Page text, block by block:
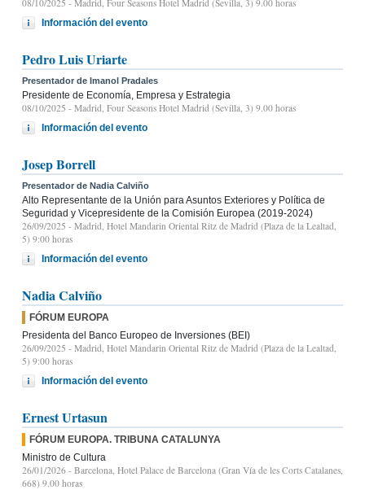
08/10/2025 - Madrid, Four Seasons Hotel Madrid (Sevilla, 3) 9.00 horas
Información del evento
Pedro Luis Uriarte
Presentador de Imanol Pradales
Presidente de Economía, Empresa y Estrategia
08/10/2025 - Madrid, Four Seasons Hotel Madrid (Sevilla, 3) 9.00 horas
Información del evento
Josep Borrell
Presentador de Nadia Calviño
Alto Representante de la Unión para Asuntos Exteriores y Política de
Seguridad y Vicepresidente de la Comisión Europea (2019-2024)
26/09/2025 - Madrid, Hotel Mandarin Oriental Ritz de Madrid (Plaza de la Lealtad,
5) 9:00 horas
Información del evento
Nadia Calviño
FÓRUM EUROPA
Presidenta del Banco Europeo de Inversiones (BEI)
26/09/2025 - Madrid, Hotel Mandarin Oriental Ritz de Madrid (Plaza de la Lealtad,
5) 9:00 horas
Información del evento
Ernest Urtasun
FÓRUM EUROPA. TRIBUNA CATALUNYA
Ministro de Cultura
26/01/2026 - Barcelona, Hotel Palace de Barcelona (Gran Vía de les Corts Catalanes,
668) 9.00 horas